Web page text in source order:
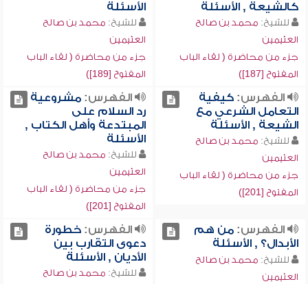
كالشيعة , الأسئلة
للشيخ: محمد بن صالح
العثيمين
جزء من محاضرة ( لقاء الباب
المفتوح [187])
الأسئلة
للشيخ: محمد بن صالح
العثيمين
جزء من محاضرة ( لقاء الباب
المفتوح [189])
الفهرس:كيفية
التعامل الشرعي مع
الشيعة , الأسئلة
للشيخ: محمد بن صالح
العثيمين
جزء من محاضرة ( لقاء الباب
المفتوح [201])
الفهرس:مشروعية
رد السلام على
المبتدعة وأهل الكتاب ,
الأسئلة
للشيخ: محمد بن صالح
العثيمين
جزء من محاضرة ( لقاء الباب
المفتوح [201])
الفهرس:من هم
الأبدال؟ , الأسئلة
للشيخ: محمد بن صالح
العثيمين
الفهرس:خطورة
دعوى التقارب بين
الأديان , الأسئلة
للشيخ: محمد بن صالح